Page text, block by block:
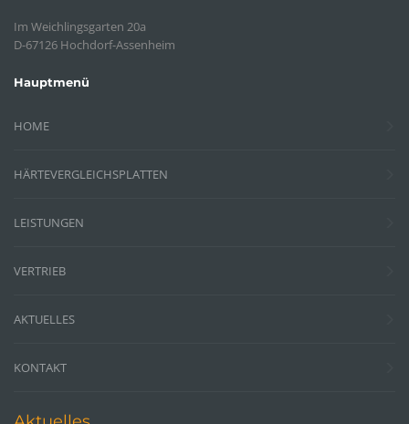
Im Weichlingsgarten 20a
D-67126 Hochdorf-Assenheim
Hauptmenü
HOME
HÄRTEVERGLEICHSPLATTEN
LEISTUNGEN
VERTRIEB
AKTUELLES
KONTAKT